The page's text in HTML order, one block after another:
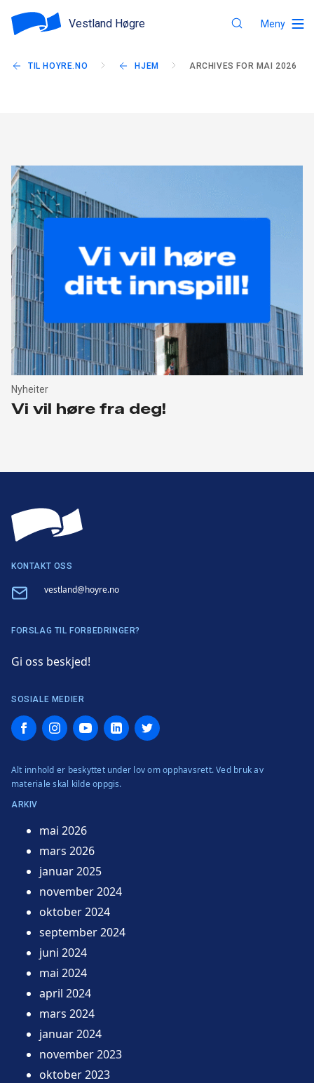
Vestland Høgre Meny
TIL HOYRE.NO HJEM ARCHIVES FOR MAI 2026
Nyheiter
Vi vil høre fra deg!
KONTAKT OSS
Email vestland@hoyre.no
FORSLAG TIL FORBEDRINGER?
Gi oss beskjed!
SOSIALE MEDIER
FacebookInstagramYouTubeLinkedInTwitter
Alt innhold er beskyttet under lov om opphavsrett. Ved bruk av
materiale skal kilde oppgis.
ARKIV
mai 2026
mars 2026
januar 2025
november 2024
oktober 2024
september 2024
juni 2024
mai 2024
april 2024
mars 2024
januar 2024
november 2023
oktober 2023